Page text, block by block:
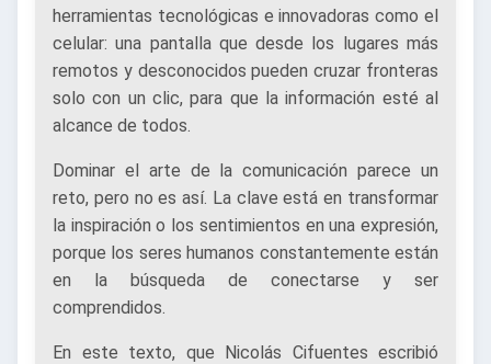
herramientas tecnológicas e innovadoras como el
celular: una pantalla que desde los lugares más
remotos y desconocidos pueden cruzar fronteras
solo con un clic, para que la información esté al
alcance de todos.
Dominar el arte de la comunicación parece un
reto, pero no es así. La clave está en transformar
la inspiración o los sentimientos en una expresión,
porque los seres humanos constantemente están
en la búsqueda de conectarse y ser
comprendidos.
En este texto, que Nicolás Cifuentes escribió